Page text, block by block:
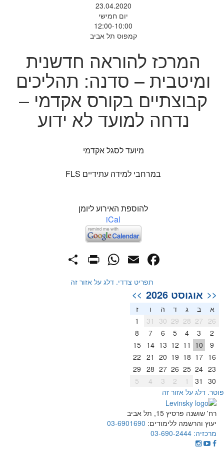
23.04.2020
יום חמישי
12:00-10:00
קמפוס תל אביב
המרכז להוראה חדשנית
ומיטבית – סדנה: תהליכים
קבוצתיים בקורס אקדמי –
נדחה למועד לא ידוע
מיועד לסגל אקדמי
במרחבי למידה עתידיים FLS
להוספת האירוע ליומן
iCal
Facebook
Email
WhatsApp
תפריט צדדי. דלג על אזור זה
<< אוגוסט 2026 >>
א ב ג ד ה
ז
26
27
28
29
30
31
2
3
4
5
6
7
8
9
10
11
12
13
14
15
16
17
18
19
20
21
22
23
24
25
26
27
28
29
30
31
2
3
4
5
דלג על אזור זה
רח' שושנה פרסיץ 15, תל אביב
יעוץ והרשמה ללימודים: 03-6901690
מרכזיה: 03-690-2444